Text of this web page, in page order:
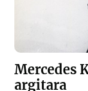
Mercedes
argitara